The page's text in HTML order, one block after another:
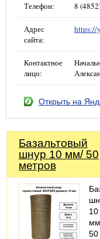
Телефон: 8
Адрес
сайта:
https://
Контактное
лицо:
Открыть на
Базальтовый
шнур 10 мм/ 50
метров
10
50